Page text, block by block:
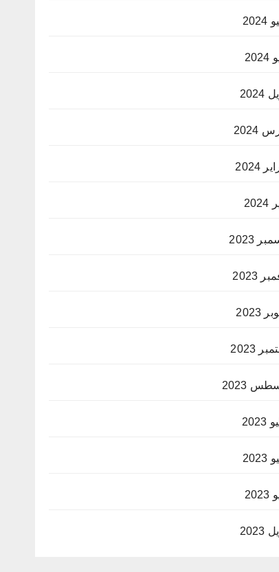
2024
2024
2024
2023
2023
2023
2023
2023
2023